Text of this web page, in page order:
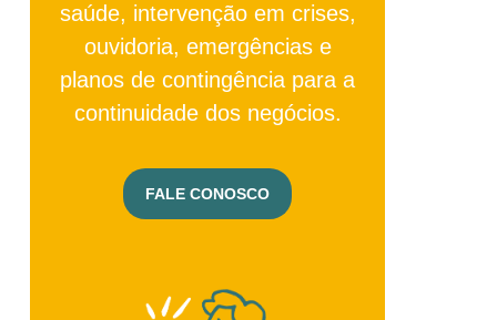
saúde, intervenção em crises,
ouvidoria, emergências e
planos de contingência para a
continuidade dos negócios.
FALE CONOSCO